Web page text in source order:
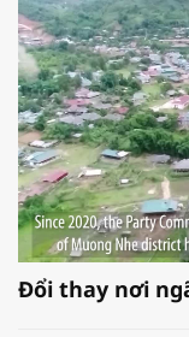
Đổi thay nơi